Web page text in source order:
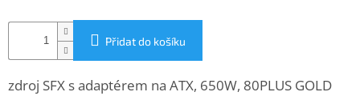
Gaming
Telefony
a
Přidat do košíku
zdroj SFX s adaptérem na ATX, 650W, 80PLUS GOLD